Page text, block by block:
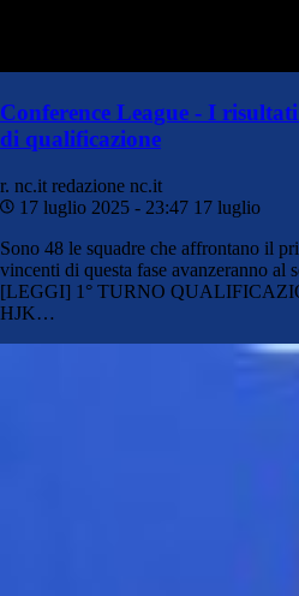
Conference League - I
di qualificazione
r. nc.it redazione nc.it
17 luglio 2025 - 23:47 17 luglio
Sono 48 le squadre che affrontano il
vincenti di questa fase avanzeranno al
[LEGGI] 1° TURNO
HJK…